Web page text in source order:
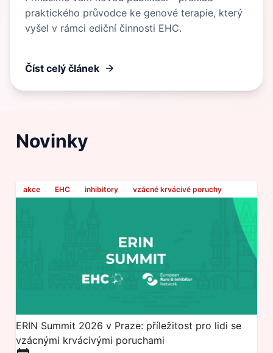
praktického průvodce ke genové terapie, který
vyšel v rámci ediční činnosti EHC.
Číst celý článek
Novinky
akce EHC inhibitory vzácné krvácivé poruchy
ERIN Summit 2026 v Praze: příležitost pro lidi se
vzácnými krvácivými poruchami